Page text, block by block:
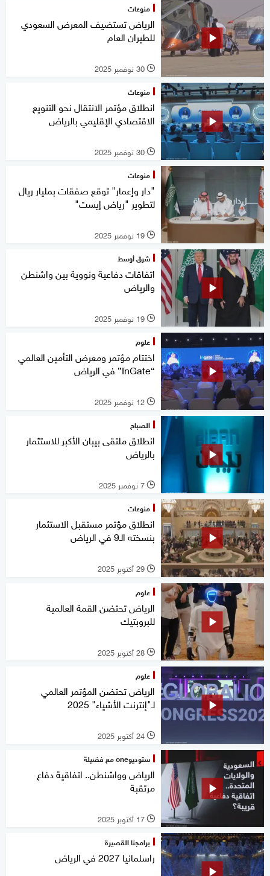
منوعات
الرياض تستضيف المعرض السعودي
للطيران العام
l 30 نوفمبر 2025
منوعات
انطلاق مؤتمر الانتقال نحو التنويع
الاقتصادي الإقليمي بالرياض
l 30 نوفمبر 2025
منوعات
"دار وإعمار" توقع صفقات بمليار ريال
لتطوير "رياض إيست"
l 19 نوفمبر 2025
شرق أوسط
اتفاقات دفاعية ونووية بين واشنطن
والرياض
l 19 نوفمبر 2025
علوم
اختتام مؤتمر ومعرض التأمين العالمي
“InGate” في الرياض
l 12 نوفمبر 2025
الصباح
انطلاق ملتقى بيبان الأكبر للاستثمار
بالرياض
l 7 نوفمبر 2025
منوعات
انطلاق مؤتمر مستقبل الاستثمار
بنسخته الـ9 في الرياض
l 29 أكتوبر 2025
علوم
الرياض تحتضن القمة العالمية
للبروبتيك
l 28 أكتوبر 2025
علوم
الرياض تحتضن المؤتمر العالمي
لـ"إنترنت الأشياء" 2025
l 24 أكتوبر 2025
ستوديوone مع فضيلة
الرياض وواشنطن.. اتفاقية دفاع
مرتقبة
l 17 أكتوبر 2025
برامجنا القصيرة
راسلمانيا 2027 في الرياض